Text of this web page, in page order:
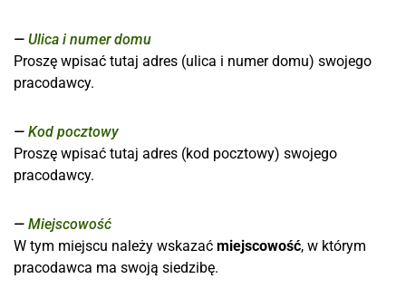
Ulica i numer domu
Proszę wpisać tutaj adres (ulica i numer domu) swojego
pracodawcy.
Kod pocztowy
Proszę wpisać tutaj adres (kod pocztowy) swojego
pracodawcy.
Miejscowość
W tym miejscu należy wskazać miejscowość, w którym
pracodawca ma swoją siedzibę.